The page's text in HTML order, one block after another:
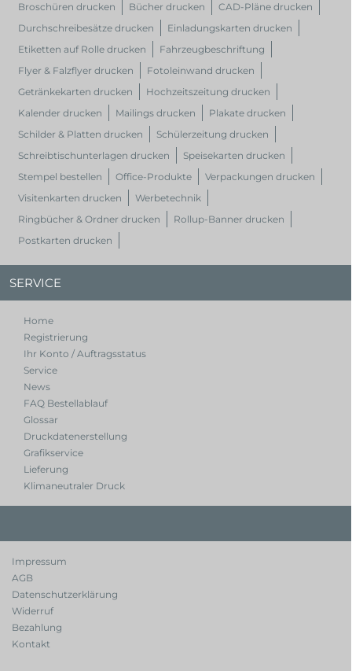
Broschüren drucken
Bücher drucken
CAD-Pläne drucken
Durchschreibesätze drucken
Einladungskarten drucken
Etiketten auf Rolle drucken
Fahrzeugbeschriftung
Flyer & Falzflyer drucken
Fotoleinwand drucken
Getränkekarten drucken
Hochzeitszeitung drucken
Kalender drucken
Mailings drucken
Plakate drucken
Schilder & Platten drucken
Schülerzeitung drucken
Schreibtischunterlagen drucken
Speisekarten drucken
Stempel bestellen
Office-Produkte
Verpackungen drucken
Visitenkarten drucken
Werbetechnik
Ringbücher & Ordner drucken
Rollup-Banner drucken
Postkarten drucken
SERVICE
Home
Registrierung
Ihr Konto / Auftragsstatus
Service
News
FAQ Bestellablauf
Glossar
Druckdatenerstellung
Grafikservice
Lieferung
Klimaneutraler Druck
Impressum
AGB
Datenschutzerklärung
Widerruf
Bezahlung
Kontakt